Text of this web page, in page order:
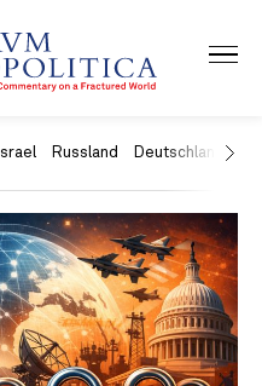
Israel Russland Deutschland